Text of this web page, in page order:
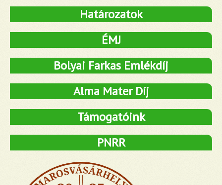
Határozatok
ÉMJ
Bolyai Farkas Emlékdíj
Alma Mater Díj
Támogatóink
PNRR